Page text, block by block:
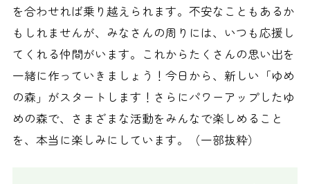
を合わせれば乗り越えられます。不安なこともあるか
もしれませんが、みなさんの周りには、いつも応援し
てくれる仲間がいます。これからたくさんの思い出を
一緒に作っていきましょう！今日から、新しい「ゆめ
の森」がスタートします！さらにパワーアップしたゆ
めの森で、さまざまな活動をみんなで楽しめること
を、本当に楽しみにしています。（一部抜粋）